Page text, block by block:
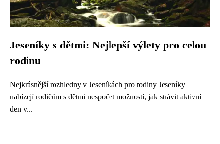
Jeseníky s dětmi: Nejlepší výlety pro celou
rodinu
Nejkrásnější rozhledny v Jeseníkách pro rodiny Jeseníky
nabízejí rodičům s dětmi nespočet možností, jak strávit aktivní
den v...